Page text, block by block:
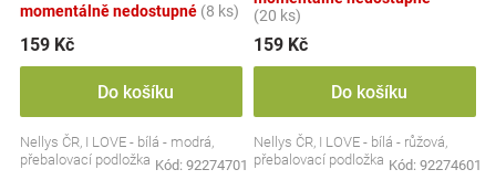
bílá/modrá
momentálně nedostupné (8 ks)
159 Kč
Do košíku
Nellys ČR, I LOVE - bílá - modrá,
přebalovací podložka Kód: 92274701
bílá/růžová
(20 ks)
159 Kč
Do košíku
Nellys ČR, I LOVE - bílá - růžová,
přebalovací podložka Kód: 92274601